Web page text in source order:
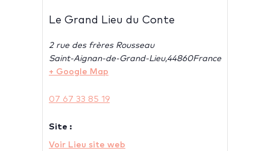
Le Grand Lieu du Conte
2 rue des frères Rousseau
Saint-Aignan-de-Grand-Lieu,44860France
+ Google Map
07 67 33 85 19
Site :
Voir Lieu site web